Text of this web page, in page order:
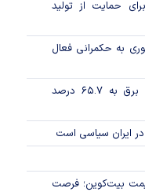
حمایت از تولید
به حکمرانی فعال
تورم فصلی بخش برق به ۶۵.۷ درصد
ایران سیاسی است
قیمت بیت‌کوین؛ فرصت